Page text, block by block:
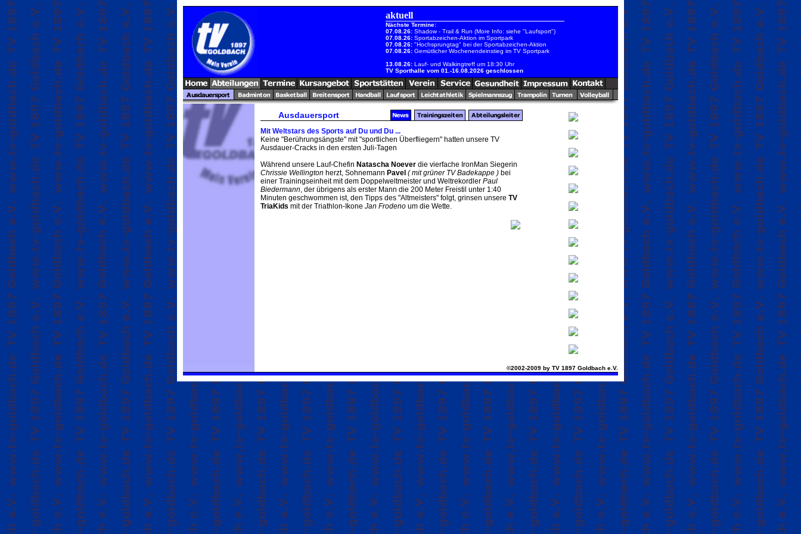
aktuell
Nächste Termine:
07.08.26:Shadow - Trail & Run (More Info: siehe "Laufsport")
07.08.26:Sportabzeichen-Aktion im Sportpark
07.08.26:"Hochsprungtag" bei der Sportabzeichen-Aktion
07.08.26:Gemütlicher Wochenendeinstieg im TV Sportpark
13.08.26:Lauf- und Walkingtreff um 18:30 Uhr
TV Sporthalle vom 01.-16.08.2026 geschlossen
Ausdauersport
Mit Weltstars des Sports auf Du und Du ...
Keine "Berührungsängste" mit "sportlichen Überfliegern" hatten unsere TV
Ausdauer-Cracks in den ersten Juli-Tagen
Während unsere Lauf-Chefin Natascha Noever die vierfache IronMan Siegerin
Chrissie Wellington herzt, Sohnemann Pavel ( mit grüner TV Badekappe ) bei
einer Trainingseinheit mit dem Doppelweltmeister und Weltrekordler Paul
Biedermann, der übrigens als erster Mann die 200 Meter Freistil unter 1:40
Minuten geschwommen ist, den Tipps des "Altmeisters" folgt, grinsen unsere TV
TriaKids mit der Triathlon-Ikone Jan Frodeno um die Wette.
©2002-2009 by TV 1897 Goldbach e.V.